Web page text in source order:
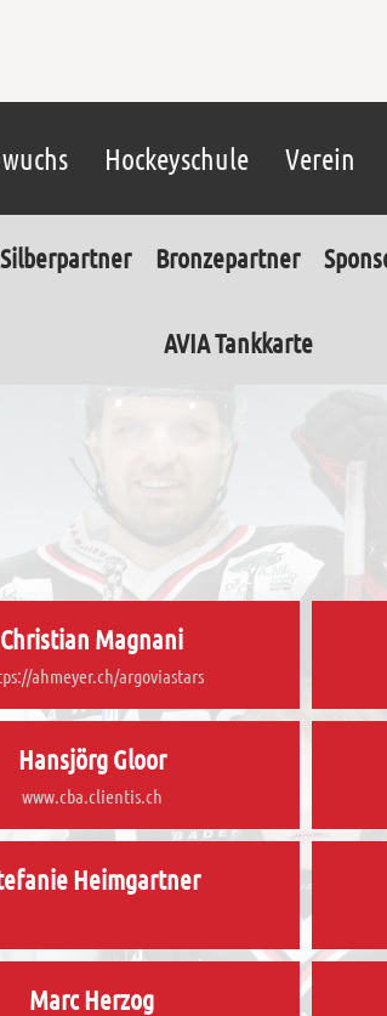
Hockeyschule Verein
Silberpartner Bronzepartner
AVIA Tankkarte
Christian Magnani
ahmeyer.ch/argoviastars
Hansjörg Gloor
www.cba.clientis.ch
Heimgartner
Marc Herzog